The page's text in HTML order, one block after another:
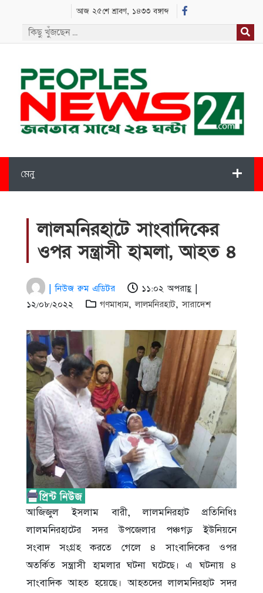
আজ ২৫শে শ্রাবণ, ১৪৩৩ বঙ্গাব্দ
মেনু
লালমনিরহাটে সাংবাদিকের
ওপর সন্ত্রাসী হামলা, আহত ৪
| নিউজ রুম এডিটর
১১:০২ অপরাহ্ণ |
১২/০৮/২০২২
গণমাধ্যম,লালমনিরহাট,সারাদেশ
আজিজুল ইসলাম বারী, লালমনিরহাট প্রতিনিধিঃ
লালমনিরহাটের সদর উপজেলার পঞ্চগড় ইউনিয়নে
সংবাদ সংগ্রহ করতে গেলে ৪ সাংবাদিকের ওপর
অতর্কিত সন্ত্রাসী হামলার ঘটনা ঘটেছে। এ ঘটনায় ৪
সাংবাদিক আহত হয়েছে। আহতদের লালমনিরহাট সদর